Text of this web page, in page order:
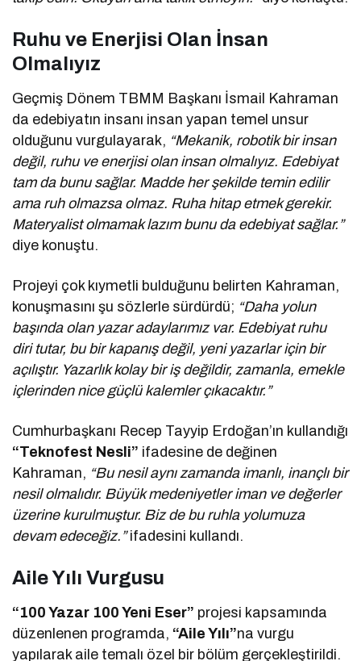
Ruhu ve Enerjisi Olan İnsan
Olmalıyız
Geçmiş Dönem TBMM Başkanı İsmail Kahraman
da edebiyatın insanı insan yapan temel unsur
olduğunu vurgulayarak, “Mekanik, robotik bir insan
değil, ruhu ve enerjisi olan insan olmalıyız. Edebiyat
tam da bunu sağlar. Madde her şekilde temin edilir
ama ruh olmazsa olmaz. Ruha hitap etmek gerekir.
Materyalist olmamak lazım bunu da edebiyat sağlar.”
diye konuştu.
Projeyi çok kıymetli bulduğunu belirten Kahraman,
konuşmasını şu sözlerle sürdürdü; “Daha yolun
başında olan yazar adaylarımız var. Edebiyat ruhu
diri tutar, bu bir kapanış değil, yeni yazarlar için bir
açılıştır. Yazarlık kolay bir iş değildir, zamanla, emekle
içlerinden nice güçlü kalemler çıkacaktır.”
Cumhurbaşkanı Recep Tayyip Erdoğan’ın kullandığı
“Teknofest Nesli” ifadesine de değinen
Kahraman, “Bu nesil aynı zamanda imanlı, inançlı bir
nesil olmalıdır. Büyük medeniyetler iman ve değerler
üzerine kurulmuştur. Biz de bu ruhla yolumuza
devam edeceğiz.”ifadesini kullandı.
Aile Yılı Vurgusu
“100 Yazar 100 Yeni Eser” projesi kapsamında
düzenlenen programda, “Aile Yılı”na vurgu
yapılarak aile temalı özel bir bölüm gerçekleştirildi.